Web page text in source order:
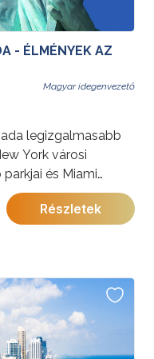
- ÉLMÉNYEK AZ
Magyar idegenvezető
legizgalmasabb
York városi
és Miami
élményt nyújtanak
Részletek